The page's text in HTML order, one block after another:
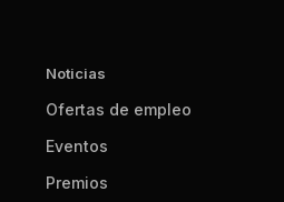
Noticias
Ofertas de empleo
Eventos
Premios